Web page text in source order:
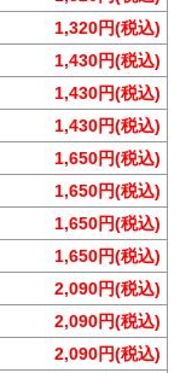
1,320円(税込)
1,430円(税込)
1,430円(税込)
1,430円(税込)
1,650円(税込)
1,650円(税込)
1,650円(税込)
1,650円(税込)
2,090円(税込)
2,090円(税込)
2,090円(税込)